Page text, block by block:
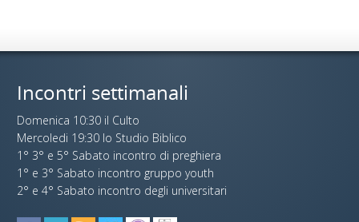
Incontri settimanali
Domenica 10:30 il Culto
Mercoledi 19:30 lo Studio Biblico
1° 3° e 5° Sabato incontro di preghiera
1° e 3° Sabato incontro gruppo youth
2° e 4° Sabato incontro degli universitari